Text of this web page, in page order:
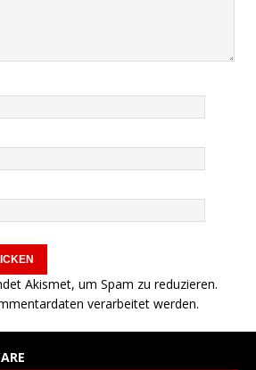
Akismet, um Spam zu reduzieren.
verarbeitet werden.